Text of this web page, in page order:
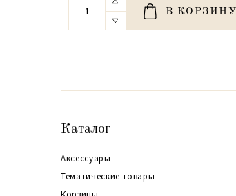
В КОРЗИНУ
Каталог
Аксессуары
Тематические товары